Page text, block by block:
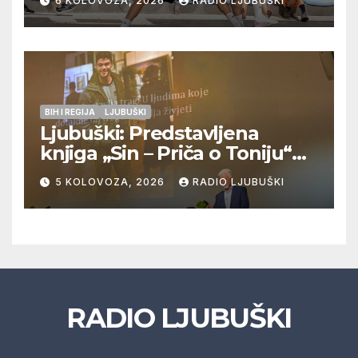
Veljaci i Cerno/Crnopod u
doigravanju, Grljevići završili
natjecanje
BIH I REGIJA LJUBUŠKI
Ljubuški: Predstavljena
knjiga „Sin – Priča o Toniju“
dr. sc. Zdenka Hercega
5 KOLOVOZA, 2026 RADIO LJUBUŠKI
RADIO LJUBUŠKI